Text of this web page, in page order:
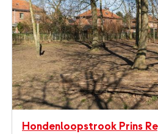
Hondenloopstrook Prins